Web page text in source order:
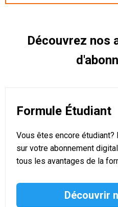
Des informations
Découvrez nos
Formule Étudiant
Vous êtes encore
sur votre abonnement
tous les avantages de la
Découvrir